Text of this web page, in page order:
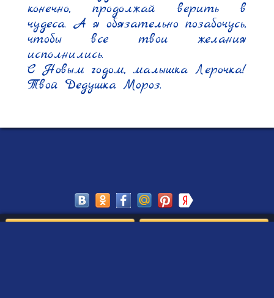
конечно, продолжай верить в
чудеса. А я обязательно позабочусь,
чтобы все твои желания
исполнились.
С Новым годом, малышка Лерочка!
Твой Дедушка Мороз.